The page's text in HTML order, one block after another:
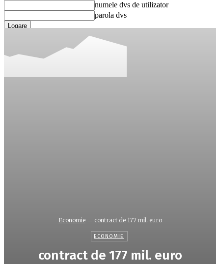
numele dvs de utilizator
parola dvs
Ați uitat parola? obține ajutor
Recuperați-vă parola
Economie contract de 177 mil. euro
ECONOMIE
contract de 177 mil. euro